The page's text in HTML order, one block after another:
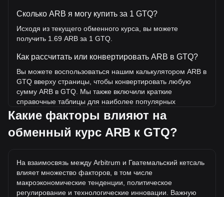
Сколько ARB я могу купить за 1 GTQ?
Исходя из текущего обменного курса, вы можете
получить 1.69 ARB за 1 GTQ.
Как рассчитать или конвертировать ARB в GTQ?
Вы можете воспользоваться нашим калькулятором ARB в
GTQ вверху страницы, чтобы конвертировать любую
сумму ARB в GTQ. Мы также включили краткие
справочные таблицы для наиболее популярных
конвертаций. Например, 5 GTQ эквивалентны 8.45 ARB,
а 5 ARB будут стоить около 2.96GTQ.
Какова самая высокая цена ARB/GTQ в истории?
составляет Q91.29. Еще неизвестно, превысит ли
стоимость 1 ARB в GTQ текущий исторический
максимум.
Какие факторы влияют на
обменный курс ARB к GTQ?
На взаимосвязь между Arbitrum и Гватемальский кетсаль
влияет множество факторов, в том числе
макроэкономические тенденции, политическое
регулирование и технологические инновации. Важную